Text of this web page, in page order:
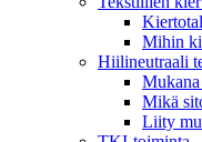
Mihin
Hiilineutraali
Mukana
Mikä
Liity